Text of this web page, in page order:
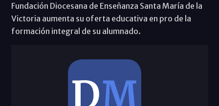
Fundación Diocesana de Enseñanza Santa María de la
Victoria aumenta su oferta educativa en pro de la
formación integral de su alumnado.